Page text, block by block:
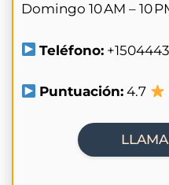
Domingo 10 AM – 10
Teléfono:
Puntuación: 4.7